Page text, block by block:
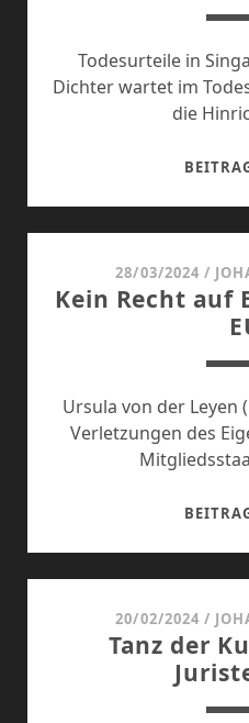
Todesurteile in
Dichter wartet im
die
28/03/2024 /
Kein Recht auf
Ursula von der Leyen
Verletzungen des
20/02/2024 /
Tanz der